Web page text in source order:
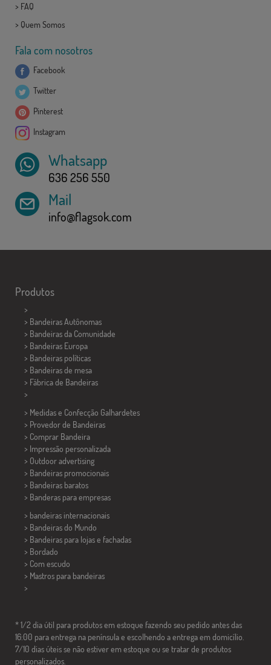
> FAQ
> Quem Somos
Fala com nosotros
Facebook
Twitter
Pinterest
Instagram
Whatsapp
636 256 550
Mail
info@flagsok.com
Produtos
>
> Bandeiras Autônomas
> Bandeiras da Comunidade
> Bandeiras Europa
> Bandeiras políticas
> Bandeiras de mesa
> Fábrica de Bandeiras
>
> Medidas e Confecção Galhardetes
> Provedor de Bandeiras
> Comprar Bandeira
> Impressão personalizada
> Outdoor advertising
> Bandeiras promocionais
> Bandeiras baratos
> Banderas para empresas
> bandeiras internacionais
> Bandeiras do Mundo
> Bandeiras para lojas e fachadas
> Bordado
> Com escudo
> Mastros para bandeiras
>
* 1/2 dia útil para produtos em estoque fazendo seu pedido antes das
16:00 para entrega na península e escolhendo a entrega em domicílio.
7/10 dias úteis se não estiver em estoque ou se tratar de produtos
personalizados.